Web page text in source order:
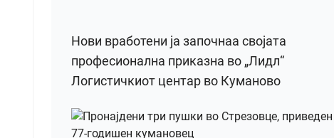
Нови вработени ја започнаа својата
професионална приказна во „Лидл“
Логистичкиот центар во Куманово